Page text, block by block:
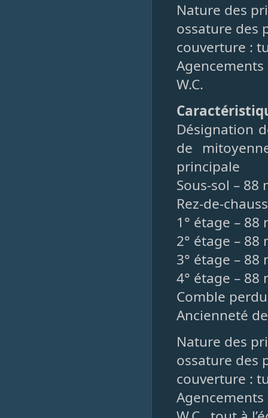
Nature des
ossature des
couverture :
W.C.
Désignation
de
principale
Sous-sol – 88
Rez-de-
1° étage – 88
2° étage –
3° étage – 88
4° étage – 88
Comble
Ancienneté
Nature des
ossature des
couverture :